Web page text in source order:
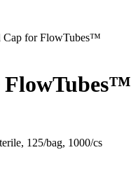
Cap for FlowTubes™
FlowTubes™
125/bag, 1000/cs